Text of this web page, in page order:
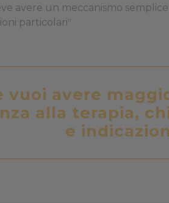
avere un meccanismo
particolari11
vuoi avere
alla terapia,
e